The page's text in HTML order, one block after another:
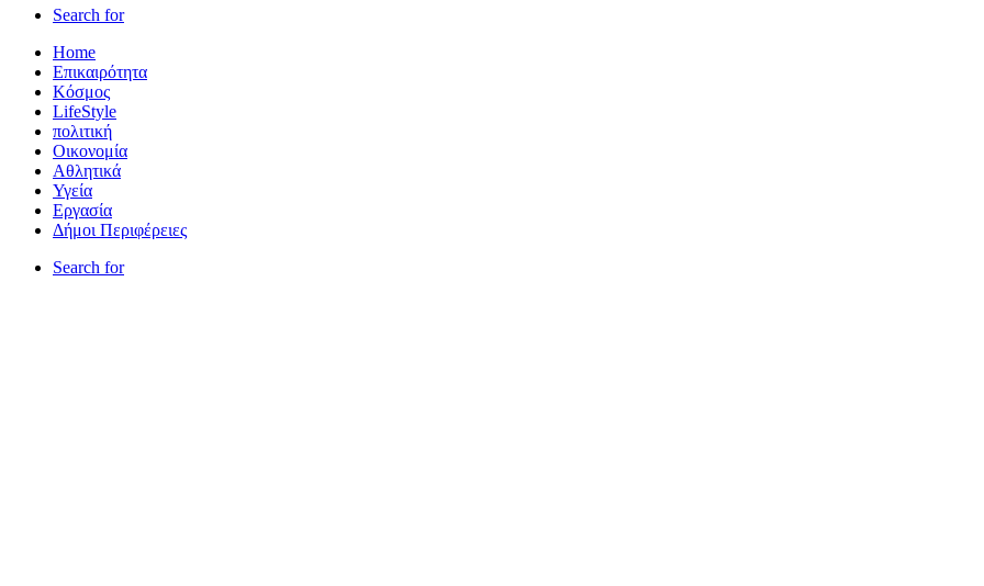
Search for
Home
Επικαιρότητα
Κόσμος
LifeStyle
πολιτική
Οικονομία
Αθλητικά
Υγεία
Εργασία
Δήμοι Περιφέρειες
Search for